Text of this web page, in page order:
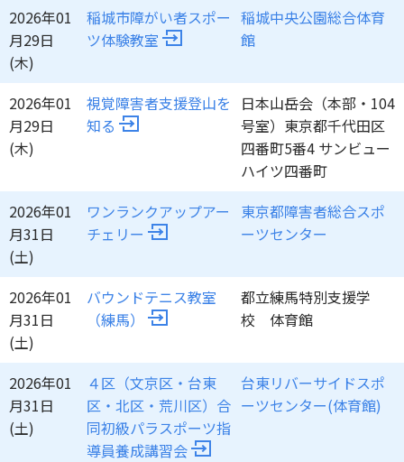
2026年01
月29日
(木)
稲城市障がい者スポー
ツ体験教室
稲城中央公園総合体育
館
2026年01
月29日
(木)
視覚障害者支援登山を
知る
日本山岳会（本部・104
号室）東京都千代田区
四番町5番4 サンビュー
ハイツ四番町
2026年01
月31日
(土)
ワンランクアップアー
チェリー
東京都障害者総合スポ
ーツセンター
2026年01
月31日
(土)
バウンドテニス教室
（練馬）
都立練馬特別支援学
校 体育館
2026年01
月31日
(土)
４区（文京区・台東
区・北区・荒川区）合
同初級パラスポーツ指
導員養成講習会
台東リバーサイドスポ
ーツセンター(体育館)